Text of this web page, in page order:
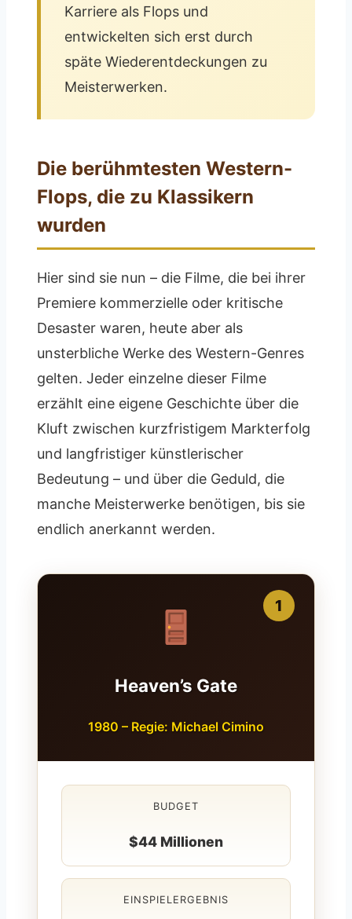
Karriere als Flops und
entwickelten sich erst durch
späte Wiederentdeckungen zu
Meisterwerken.
Die berühmtesten Western-
Flops, die zu Klassikern
wurden
Hier sind sie nun – die Filme, die bei ihrer
Premiere kommerzielle oder kritische
Desaster waren, heute aber als
unsterbliche Werke des Western-Genres
gelten. Jeder einzelne dieser Filme
erzählt eine eigene Geschichte über die
Kluft zwischen kurzfristigem Markterfolg
und langfristiger künstlerischer
Bedeutung – und über die Geduld, die
manche Meisterwerke benötigen, bis sie
endlich anerkannt werden.
1
Heaven’s Gate
1980 – Regie: Michael Cimino
BUDGET
$44 Millionen
EINSPIELERGEBNIS